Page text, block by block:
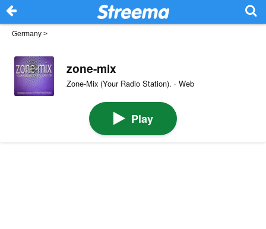
Germany >
zone-mix
Zone-Mix (Your Radio Station). · Web
Play